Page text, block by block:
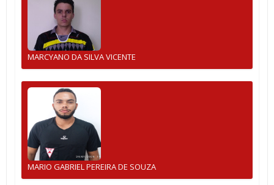
MARCYANO DA SILVA VICENTE
MARIO GABRIEL PEREIRA DE SOUZA